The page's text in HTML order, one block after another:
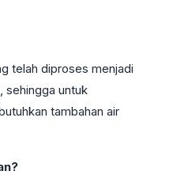
telah diproses menjadi
sehingga untuk
tambahan air